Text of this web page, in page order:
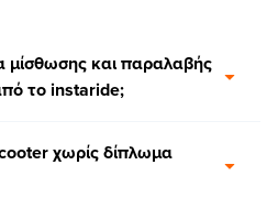
μίσθωσης και παραλαβής
το instaride;
χωρίς δίπλωμα